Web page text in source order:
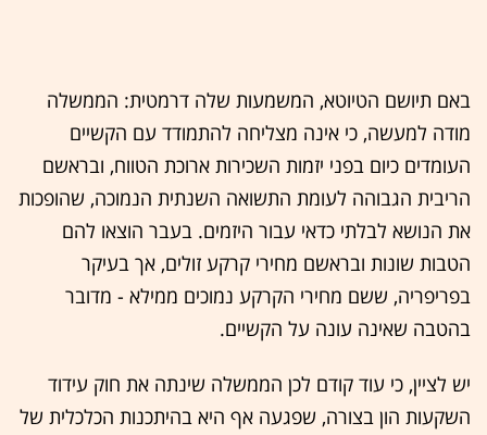
באם תיושם הטיוטא, המשמעות שלה דרמטית: הממשלה
מודה למעשה, כי אינה מצליחה להתמודד עם הקשיים
העומדים כיום בפני יזמות השכירות ארוכת הטווח, ובראשם
הריבית הגבוהה לעומת התשואה השנתית הנמוכה, שהופכות
את הנושא לבלתי כדאי עבור היזמים. בעבר הוצאו להם
הטבות שונות ובראשם מחירי קרקע זולים, אך בעיקר
בפריפריה, ששם מחירי הקרקע נמוכים ממילא - מדובר
בהטבה שאינה עונה על הקשיים.
יש לציין, כי עוד קודם לכן הממשלה שינתה את חוק עידוד
השקעות הון בצורה, שפגעה אף היא בהיתכנות הכלכלית של